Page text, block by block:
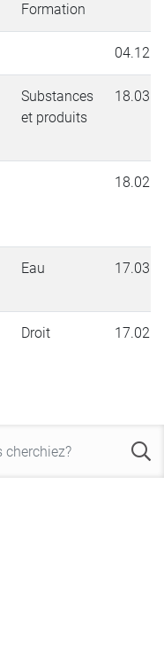
Formation
Substances
et produits
Eau
Droit